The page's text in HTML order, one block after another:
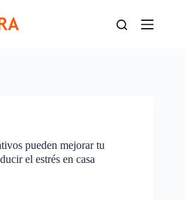
pueden mejorar tu
el estrés en casa